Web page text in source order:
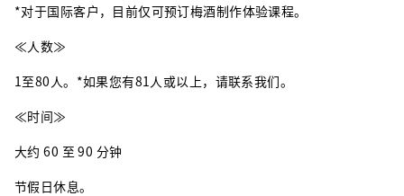
*对于国际客户，目前仅可预订梅酒制作体验课程。
≪人数≫
1至80人。*如果您有81人或以上，请联系我们。
≪时间≫
大约 60 至 90 分钟
节假日休息。